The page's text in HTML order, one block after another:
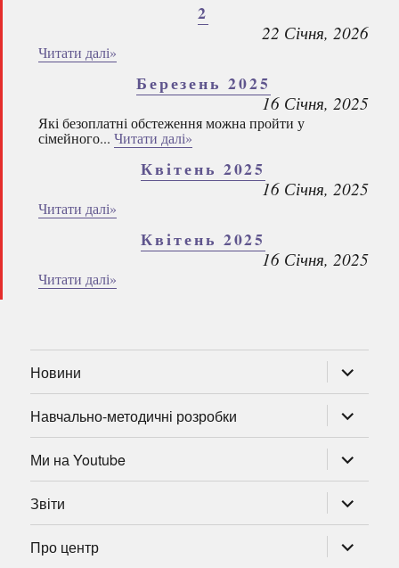
2
22 Січня, 2026
Читати далі»
Березень 2025
16 Січня, 2025
Які безоплатні обстеження можна пройти у
сімейного... Читати далі»
Квітень 2025
16 Січня, 2025
Читати далі»
Квітень 2025
16 Січня, 2025
Читати далі»
Новини
підменю
Навчально-методичні розробки
підменю
Ми на Youtube
підменю
Звіти
підменю
Про центр
підменю